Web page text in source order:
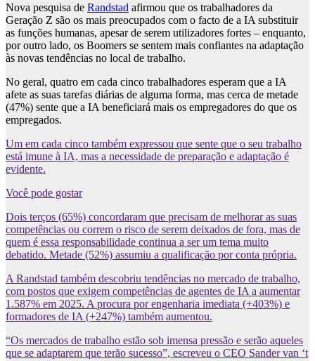
Nova pesquisa de Randstad afirmou que os trabalhadores da
Geração Z são os mais preocupados com o facto de a IA substituir
as funções humanas, apesar de serem utilizadores fortes – enquanto,
por outro lado, os Boomers se sentem mais confiantes na adaptação
às novas tendências no local de trabalho.
No geral, quatro em cada cinco trabalhadores esperam que a IA
afete as suas tarefas diárias de alguma forma, mas cerca de metade
(47%) sente que a IA beneficiará mais os empregadores do que os
empregados.
Um em cada cinco também expressou que sente que o seu trabalho
está imune à IA, mas a necessidade de preparação e adaptação é
evidente.
Você pode gostar
Dois terços (65%) concordaram que precisam de melhorar as suas
competências ou correm o risco de serem deixados de fora, mas de
quem é essa responsabilidade continua a ser um tema muito
debatido. Metade (52%) assumiu a qualificação por conta própria.
A Randstad também descobriu tendências no mercado de trabalho,
com postos que exigem competências de agentes de IA a aumentar
1.587% em 2025. A procura por engenharia imediata (+403%) e
formadores de IA (+247%) também aumentou.
“Os mercados de trabalho estão sob imensa pressão e serão aqueles
que se adaptarem que terão sucesso”, escreveu o CEO Sander van ‘t